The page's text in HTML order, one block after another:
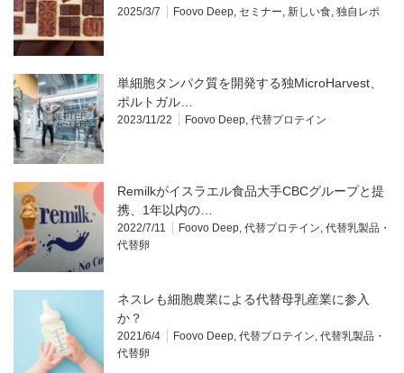
2025/3/7 Foovo Deep, セミナー, 新しい食, 独自レポ
単細胞タンパク質を開発する独MicroHarvest、
ポルトガル…
2023/11/22 Foovo Deep, 代替プロテイン
Remilkがイスラエル食品大手CBCグループと提
携、1年以内の…
2022/7/11 Foovo Deep, 代替プロテイン, 代替乳製品・
代替卵
ネスレも細胞農業による代替母乳産業に参入
か？
2021/6/4 Foovo Deep, 代替プロテイン, 代替乳製品・
代替卵